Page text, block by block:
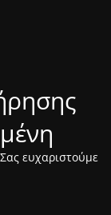
ευχαριστούμε